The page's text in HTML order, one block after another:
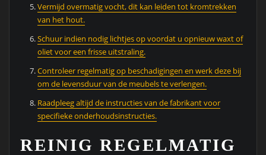
Vermijd overmatig vocht, dit kan leiden tot kromtrekken
van het hout.
Schuur indien nodig lichtjes op voordat u opnieuw waxt of
oliet voor een frisse uitstraling.
Controleer regelmatig op beschadigingen en werk deze bij
om de levensduur van de meubels te verlengen.
Raadpleeg altijd de instructies van de fabrikant voor
specifieke onderhoudsinstructies.
REINIG REGELMATIG